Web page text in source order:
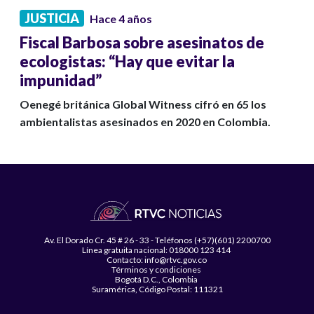
JUSTICIA Hace 4 años
Fiscal Barbosa sobre asesinatos de
ecologistas: “Hay que evitar la
impunidad”
Oenegé británica Global Witness cifró en 65 los
ambientalistas asesinados en 2020 en Colombia.
Av. El Dorado Cr. 45 # 26 - 33 - Teléfonos (+57)(601) 2200700
Línea gratuita nacional: 018000 123 414
Contacto: info@rtvc.gov.co
Términos y condiciones
Bogotá D.C., Colombia
Suramérica, Código Postal: 111321